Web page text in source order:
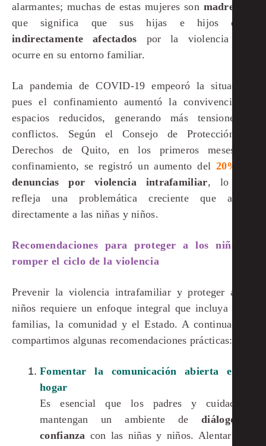
alarmantes; muchas de estas mujeres son madres
que significa que sus hijas e hijos están
indirectamente afectados por la violencia que
ocurre en su entorno familiar.
La pandemia de COVID-19 empeoró la situación,
pues el confinamiento aumentó la convivencia en
espacios reducidos, generando más tensiones y
conflictos. Según el Consejo de Protección de
Derechos de Quito, en los primeros meses de
confinamiento, se registró un aumento del 20%
denuncias por violencia intrafamiliar, lo que
refleja una problemática creciente que afecta
directamente a las niñas y niños.
Recomendaciones para proteger a los niños y
romper el ciclo de la violencia
Prevenir la violencia intrafamiliar y proteger a los
niños requiere un enfoque integral que incluya a las
familias, la comunidad y el Estado. A continuación,
compartimos algunas recomendaciones prácticas:
Fomentar la comunicación abierta en el
hogar
Es esencial que los padres y cuidadores
mantengan un ambiente dediálogo
confianza con las niñas y niños. Alentarlos a